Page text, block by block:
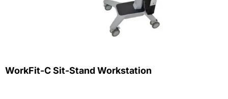
WorkFit-C Sit-Stand Workstation